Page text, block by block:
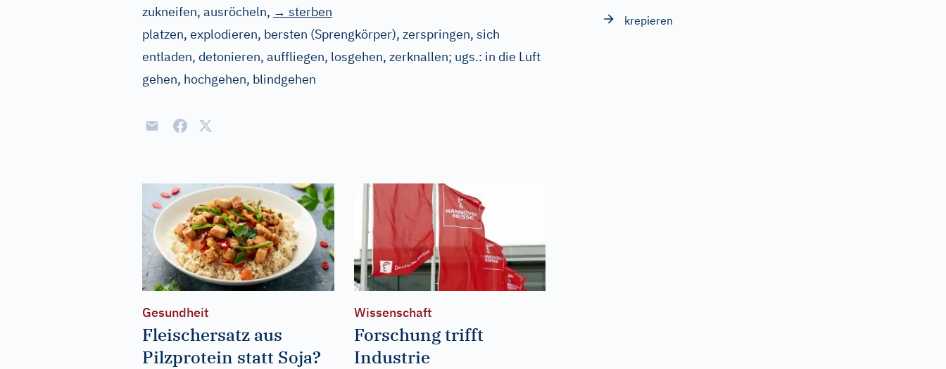
zukneifen, ausröcheln, → sterben
platzen, explodieren, bersten (Sprengkörper), zerspringen, sich
entladen, detonieren, auffliegen, losgehen, zerknallen; ugs.: in die Luft
gehen, hochgehen, blindgehen
Gesundheit
Fleischersatz aus
Pilzprotein statt Soja?
Wissenschaft
Forschung trifft
Industrie
krepieren